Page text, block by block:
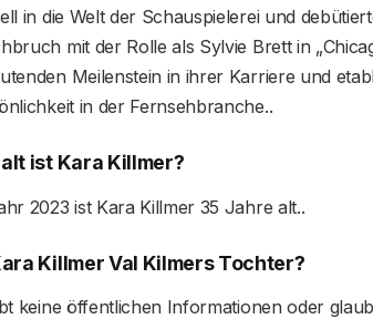
in die Welt der Schauspielerei und
mit der Rolle als Sylvie Brett in
Meilenstein in ihrer Karriere und
in der Fernsehbranche.​​​​​.
ist Kara Killmer?
2023 ist Kara Killmer 35 Jahre alt.​.
Killmer Val Kilmers Tochter?
keine öffentlichen Informationen oder